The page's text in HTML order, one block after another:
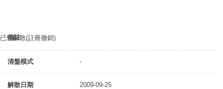
備註
已告解散(註冊撤銷)
清盤模式 -
解散日期 2009-09-25